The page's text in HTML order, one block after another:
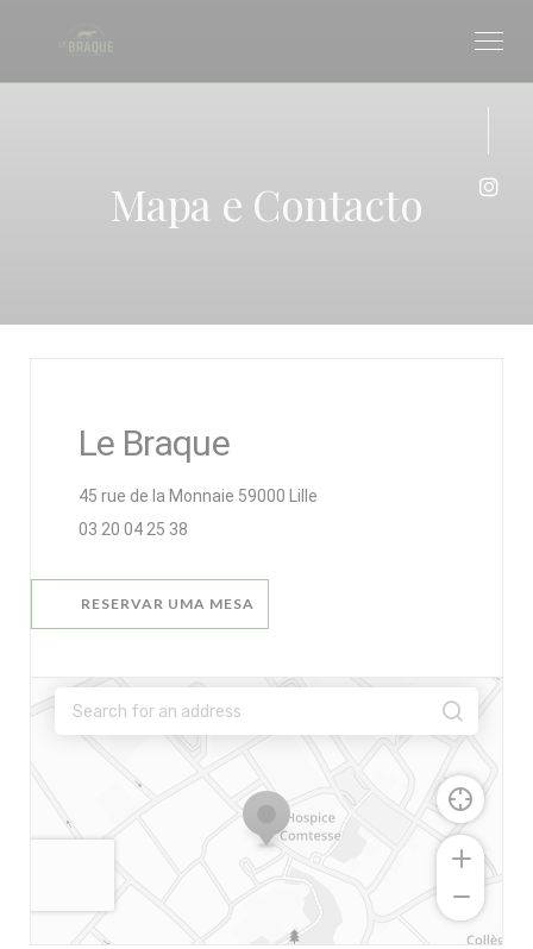
Mapa e Contacto
Le Braque
45 rue de la Monnaie 59000 Lille
03 20 04 25 38
RESERVAR UMA MESA